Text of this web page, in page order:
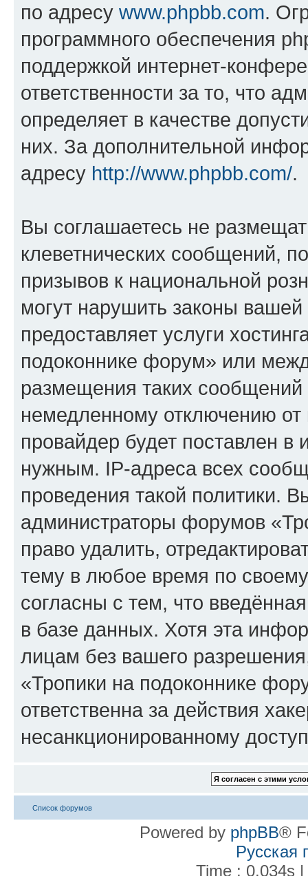
по адресу www.phpbb.com.
программного обеспечения
поддержкой интернет-
ответственности за то, что
определяет в качестве
них. За дополнительной
адресу http://www.phpbb.com/.
Вы соглашаетесь не
клеветнических сообщений,
призывов к национальной
могут нарушить законы
предоставляет услуги
подоконнике форум» или
размещения таких
немедленному отключению
провайдер будет поставлен в
нужным. IP-адреса всех
проведения такой политики.
администраторы форумов
право удалить,
тему в любое время по
согласны с тем, что
в базе данных. Хотя эта
лицам без вашего
«Тропики на подоконнике
ответственна за действия
несанкционированному
Список форумов
Powered by phpBB®
Русская
Time : 0.034s